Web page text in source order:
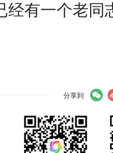
经有一个老同
分享到